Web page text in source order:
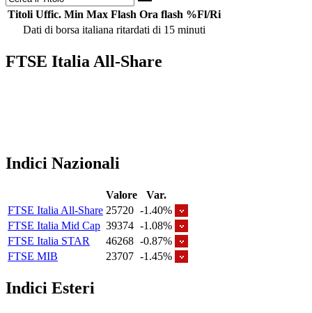
Titoli Uffic. Min Max Flash Ora flash %Fl/Ri
Dati di borsa italiana ritardati di 15 minuti
FTSE Italia All-Share
Indici Nazionali
Valore
Var.
FTSE Italia All-Share 25720 -1.40%
FTSE Italia Mid Cap 39374 -1.08%
FTSE Italia STAR
46268 -0.87%
FTSE MIB
23707 -1.45%
Indici Esteri